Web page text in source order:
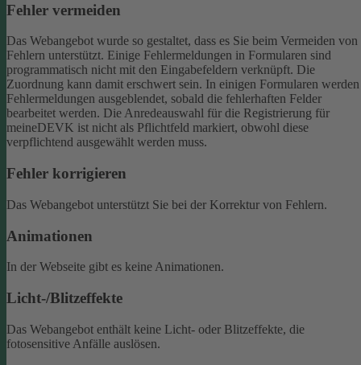
Fehler vermeiden
Das Webangebot wurde so gestaltet, dass es Sie beim Vermeiden von
Fehlern unterstützt. Einige Fehlermeldungen in Formularen sind
programmatisch nicht mit den Eingabefeldern verknüpft. Die
Zuordnung kann damit erschwert sein. In einigen Formularen werden
Fehlermeldungen ausgeblendet, sobald die fehlerhaften Felder
bearbeitet werden. Die Anredeauswahl für die Registrierung für
meineDEVK ist nicht als Pflichtfeld markiert, obwohl diese
verpflichtend ausgewählt werden muss.
Fehler korrigieren
Das Webangebot unterstützt Sie bei der Korrektur von Fehlern.
Animationen
In der Webseite gibt es keine Animationen.
Licht-/Blitzeffekte
Das Webangebot enthält keine Licht- oder Blitzeffekte, die
fotosensitive Anfälle auslösen.